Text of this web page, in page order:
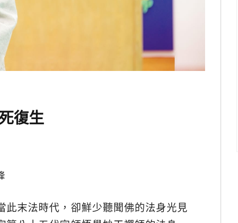
復生
此末法時代，卻鮮少聽聞佛的法身光見